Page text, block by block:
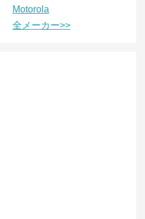
Motorola
全メーカー>>